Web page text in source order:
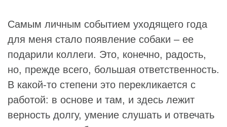
Самым личным событием уходящего года
для меня стало появление собаки – ее
подарили коллеги. Это, конечно, радость,
но, прежде всего, большая ответственность.
В какой-то степени это перекликается с
работой: в основе и там, и здесь лежит
верность долгу, умение слушать и отвечать